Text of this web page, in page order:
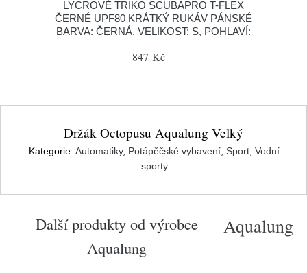
LYCROVÉ TRIKO SCUBAPRO T-FLEX
ČERNÉ UPF80 KRÁTKÝ RUKÁV PÁNSKÉ
BARVA: ČERNÁ, VELIKOST: S, POHLAVÍ:
847 Kč
Držák Octopusu Aqualung Velký
Kategorie: Automatiky, Potápěčské vybavení Sport Vodní
sporty
Další produkty od výrobce
Aqualung
Aqualung